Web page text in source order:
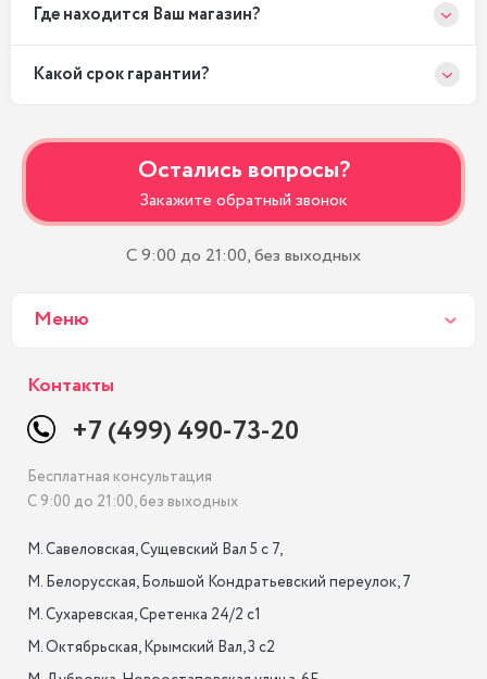
Где находится Ваш магазин?
Какой срок гарантии?
Остались вопросы?
Закажите обратный звонок
С 9:00 до 21:00, без выходных
Меню
Контакты
+7 (499) 490-73-20
Бесплатная консультация
С 9:00 до 21:00, без выходных
М. Савеловская, Сущевский Вал 5 с 7,
М. Белорусская, Большой Кондратьевский переулок, 7
М. Сухаревская, Сретенка 24/2 с1
М. Октябрьская, Крымский Вал, 3 с2